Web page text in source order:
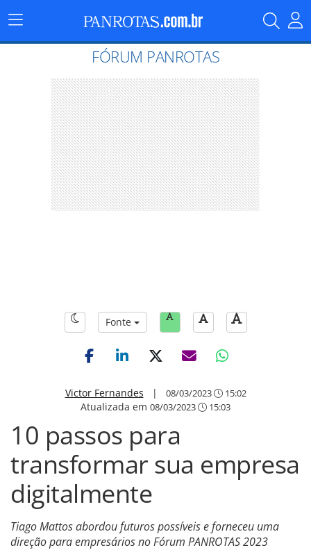
Menu
Principal
FÓRUM PANROTAS
Fonte
Victor Fernandes | 08/03/2023 15:02
Atualizada em 08/03/2023 15:03
10 passos para
transformar sua empresa
digitalmente
Tiago Mattos abordou futuros possíveis e forneceu uma
direção para empresários no Fórum PANROTAS 2023